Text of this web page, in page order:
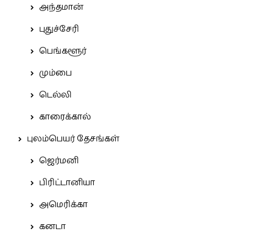
அந்தமான்
புதுச்சேரி
பெங்களூர்
மும்பை
டெல்லி
காரைக்கால்
புலம்பெயர் தேசங்கள்
ஜெர்மனி
பிரிட்டானியா
அமெரிக்கா
கனடா